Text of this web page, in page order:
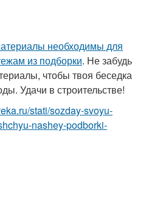
необходимы для
из подборки. Не забудь
чтобы твоя беседка
Удачи в строительстве!
stati/sozday-svoyu-
nashey-podborki-